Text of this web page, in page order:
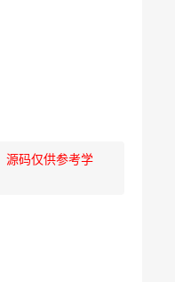
源码仅供参考学